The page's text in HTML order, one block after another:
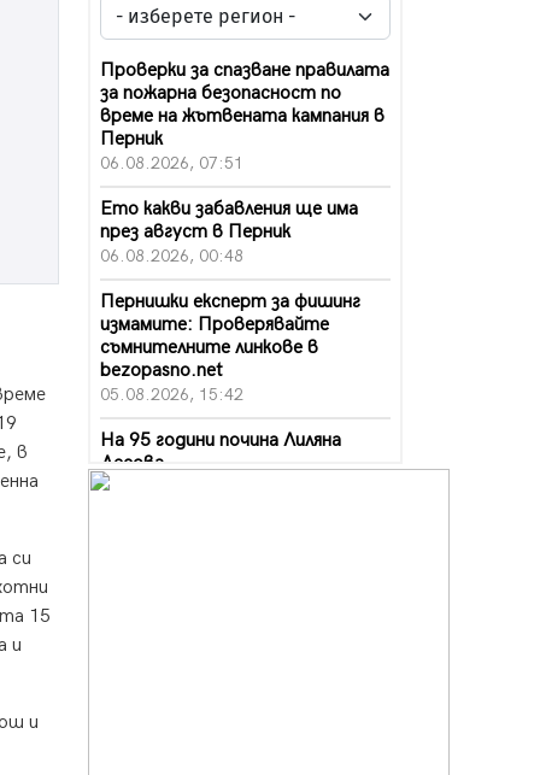
в
си
15
и
и
Проверки за спазване правилата
за пожарна безопасност по
време на жътвената кампания в
Перник
06.08.2026, 07:51
Ето какви забавления ще има
през август в Перник
06.08.2026, 00:48
Пернишки експерт за фишинг
измамите: Проверявайте
съмнителните линкове в
bezopasno.net
05.08.2026, 15:42
На 95 години почина Лиляна
Десова
05.08.2026, 15:18